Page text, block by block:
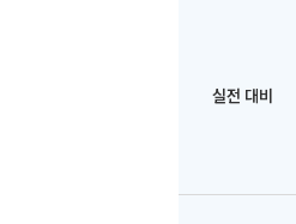
실전 대비